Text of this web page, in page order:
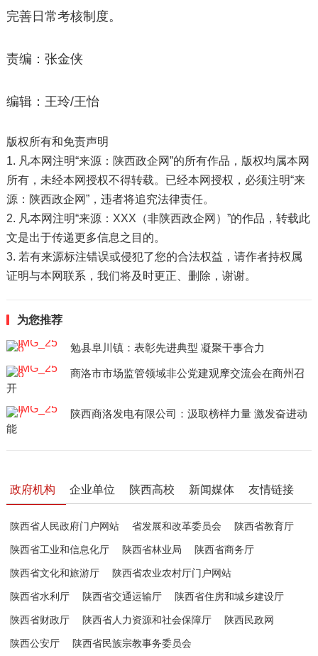
完善日常考核制度。
责编：张金侠
编辑：王玲/王怡
版权所有和免责声明
1. 凡本网注明“来源：陕西政企网”的所有作品，版权均属本网
所有，未经本网授权不得转载。已经本网授权，必须注明“来
源：陕西政企网”，违者将追究法律责任。
2. 凡本网注明“来源：XXX（非陕西政企网）”的作品，转载此
文是出于传递更多信息之目的。
3. 若有来源标注错误或侵犯了您的合法权益，请作者持权属
证明与本网联系，我们将及时更正、删除，谢谢。
为您推荐
勉县阜川镇：表彰先进典型 凝聚干事合力
商洛市市场监管领域非公党建观摩交流会在商州召
开
陕西商洛发电有限公司：汲取榜样力量 激发奋进动
能
政府机构 企业单位 陕西高校 新闻媒体 友情链接
陕西省人民政府门户网站 省发展和改革委员会 陕西省教育厅
陕西省工业和信息化厅 陕西省林业局 陕西省商务厅
陕西省文化和旅游厅 陕西省农业农村厅门户网站
陕西省水利厅 陕西省交通运输厅 陕西省住房和城乡建设厅
陕西省财政厅 陕西省人力资源和社会保障厅 陕西民政网
陕西公安厅 陕西省民族宗教事务委员会